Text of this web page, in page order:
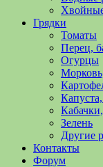
Грядки
Томаты
Перец,
Огурцы
Зелень
Другие
Контакты
Форум